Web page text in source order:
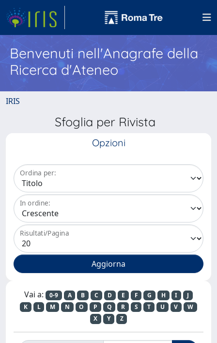
Benvenuti nell'Anagrafe della
Ricerca d'Ateneo
IRIS
Sfoglia per Rivista
Opzioni
Ordina per:
In ordine:
Risultati/Pagina
Vai a: 0-9 A B C D E F G H I
J
K
L M N O P Q R S T U V
W
X
Y Z